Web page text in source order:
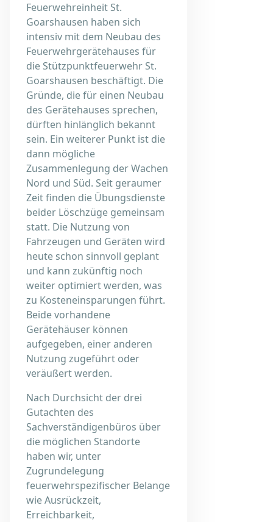
Feuerwehreinheit St.
Goarshausen haben sich
intensiv mit dem Neubau des
Feuerwehrgerätehauses für
die Stützpunktfeuerwehr St.
Goarshausen beschäftigt. Die
Gründe, die für einen Neubau
des Gerätehauses sprechen,
dürften hinlänglich bekannt
sein. Ein weiterer Punkt ist die
dann mögliche
Zusammenlegung der Wachen
Nord und Süd. Seit geraumer
Zeit finden die Übungsdienste
beider Löschzüge gemeinsam
statt. Die Nutzung von
Fahrzeugen und Geräten wird
heute schon sinnvoll geplant
und kann zukünftig noch
weiter optimiert werden, was
zu Kosteneinsparungen führt.
Beide vorhandene
Gerätehäuser können
aufgegeben, einer anderen
Nutzung zugeführt oder
veräußert werden.
Nach Durchsicht der drei
Gutachten des
Sachverständigenbüros über
die möglichen Standorte
haben wir, unter
Zugrundelegung
feuerwehrspezifischer Belange
wie Ausrückzeit,
Erreichbarkeit,